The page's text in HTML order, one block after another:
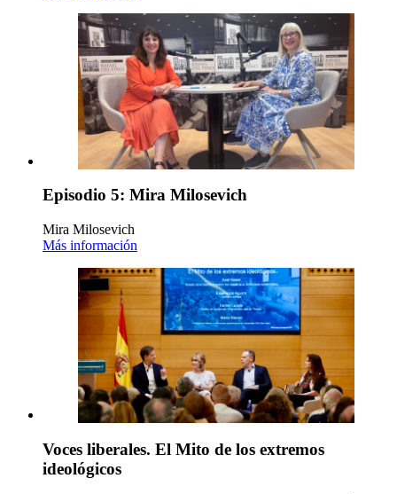
Episodio 5: Mira Milosevich
Mira Milosevich
Más información
Voces liberales. El Mito de los extremos
ideológicos